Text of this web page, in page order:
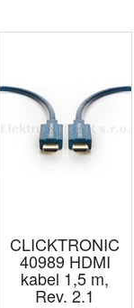
CLICKTRONIC
40989 HDMI
kabel 1,5 m,
Rev. 2.1